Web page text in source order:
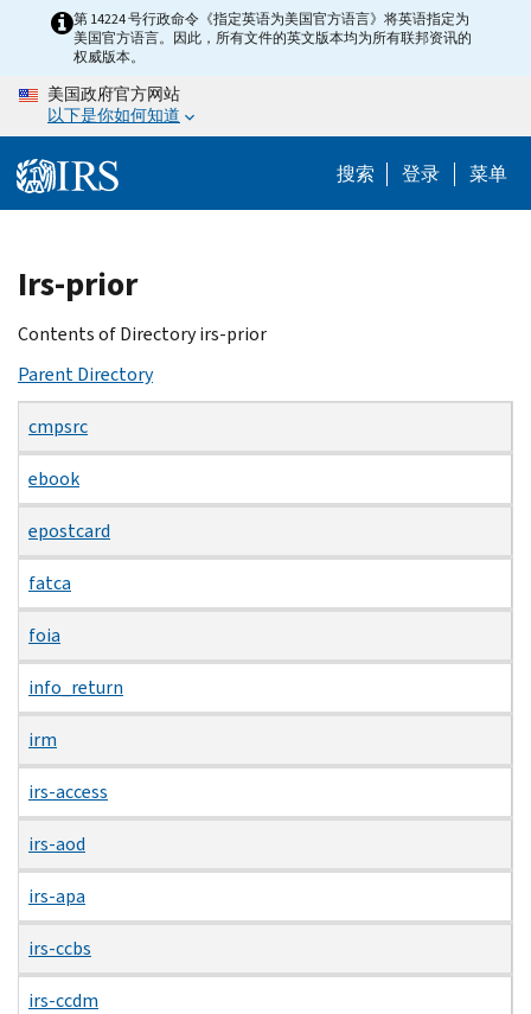
content
第 14224 号行政命令《指定英语为美国官方语言》将英语指定为
美国官方语言。因此，所有文件的英文版本均为所有联邦资讯的
权威版本。
美国政府官方网站
以下是你如何知道
搜索 登录 菜单
Beginning
of
main
Irs-prior
Contents of Directory irs-prior
Parent Directory
cmpsrc
ebook
epostcard
fatca
foia
info_return
irm
irs-access
irs-aod
irs-apa
irs-ccbs
irs-ccdm